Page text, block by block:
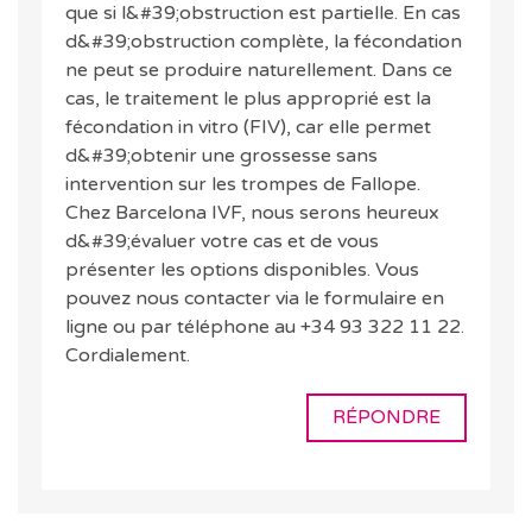
que si l&#39;obstruction est partielle. En cas
d&#39;obstruction complète, la fécondation
ne peut se produire naturellement. Dans ce
cas, le traitement le plus approprié est la
fécondation in vitro (FIV), car elle permet
d&#39;obtenir une grossesse sans
intervention sur les trompes de Fallope.
Chez Barcelona IVF, nous serons heureux
d&#39;évaluer votre cas et de vous
présenter les options disponibles. Vous
pouvez nous contacter via le formulaire en
ligne ou par téléphone au +34 93 322 11 22.
Cordialement.
RÉPONDRE